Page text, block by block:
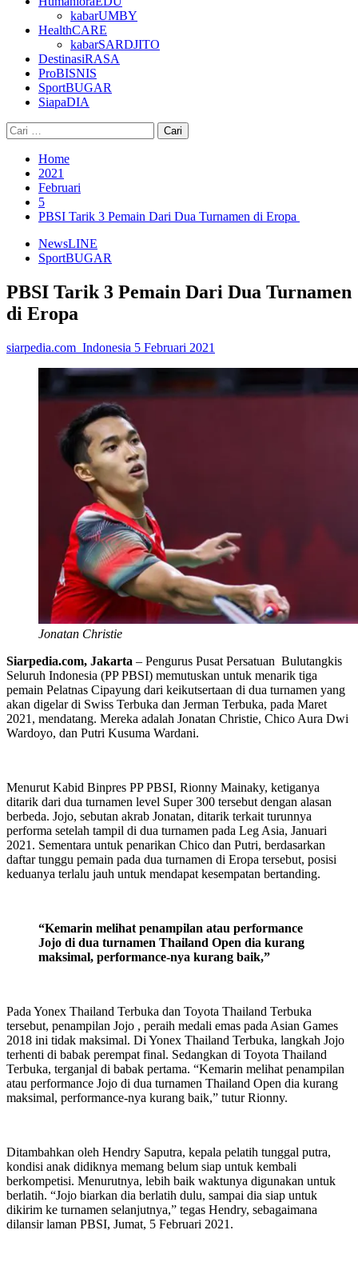
kabarUMBY
HealthCARE
kabarSARDJITO
DestinasiRASA
ProBISNIS
SportBUGAR
SiapaDIA
Cari
untuk:
Home
2021
Februari
5
PBSI Tarik 3 Pemain Dari Dua Turnamen di Eropa
NewsLINE
SportBUGAR
PBSI Tarik 3 Pemain Dari Dua Turnamen
di Eropa
siarpedia.com_Indonesia 5 Februari 2021
Jonatan Christie
Siarpedia.com, Jakarta – Pengurus Pusat Persatuan Bulutangkis
Seluruh Indonesia (PP PBSI) memutuskan untuk menarik tiga
pemain Pelatnas Cipayung dari keikutsertaan di dua turnamen yang
akan digelar di Swiss Terbuka dan Jerman Terbuka, pada Maret
2021, mendatang. Mereka adalah Jonatan Christie, Chico Aura Dwi
Wardoyo, dan Putri Kusuma Wardani.
Menurut Kabid Binpres PP PBSI, Rionny Mainaky, ketiganya
ditarik dari dua turnamen level Super 300 tersebut dengan alasan
berbeda. Jojo, sebutan akrab Jonatan, ditarik terkait turunnya
performa setelah tampil di dua turnamen pada Leg Asia, Januari
2021. Sementara untuk penarikan Chico dan Putri, berdasarkan
daftar tunggu pemain pada dua turnamen di Eropa tersebut, posisi
keduanya terlalu jauh untuk mendapat kesempatan bertanding.
“Kemarin melihat penampilan atau performance
Jojo di dua turnamen Thailand Open dia kurang
maksimal, performance-nya kurang baik,”
Pada Yonex Thailand Terbuka dan Toyota Thailand Terbuka
tersebut, penampilan Jojo , peraih medali emas pada Asian Games
2018 ini tidak maksimal. Di Yonex Thailand Terbuka, langkah Jojo
terhenti di babak perempat final. Sedangkan di Toyota Thailand
Terbuka, terganjal di babak pertama. “Kemarin melihat penampilan
atau performance Jojo di dua turnamen Thailand Open dia kurang
maksimal, performance-nya kurang baik,” tutur Rionny.
Ditambahkan oleh Hendry Saputra, kepala pelatih tunggal putra,
kondisi anak didiknya memang belum siap untuk kembali
berkompetisi. Menurutnya, lebih baik waktunya digunakan untuk
berlatih. “Jojo biarkan dia berlatih dulu, sampai dia siap untuk
dikirim ke turnamen selanjutnya,” tegas Hendry, sebagaimana
dilansir laman PBSI, Jumat, 5 Februari 2021.